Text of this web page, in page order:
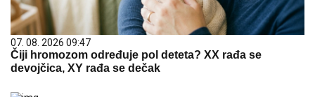
07. 08. 2026 09:47
Čiji hromozom određuje pol deteta? XX rađa se
devojčica, XY rađa se dečak